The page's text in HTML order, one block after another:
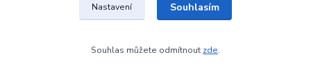
Nastavení Souhlasím
Souhlas můžete odmítnout zde.